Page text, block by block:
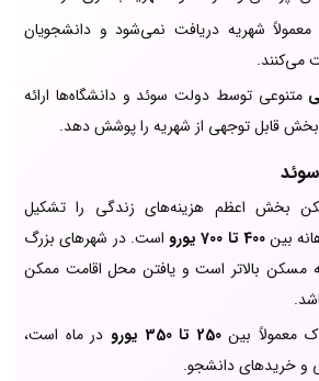
شهریه دریافت نمی‌شود و دانشجویان
می‌کنند.
متنوعی توسط دولت سوئد و دانشگاه‌ها ارائه
قابل توجهی از شهریه را پوشش دهد.
بخش اعظم هزینه‌های زندگی را تشکیل
بین400 تا 700 یورو
است. در شهرهای بزرگ
مسکن بالاتر است و یافتن محل اقامت ممکن
معمولاً بین250 تا 350 یورو
در ماه است،
و خریدهای دانشجو.